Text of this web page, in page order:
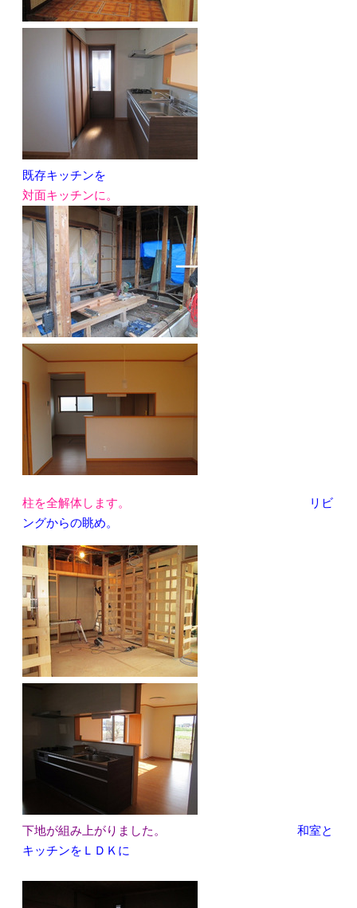
既存キッチンを
対面キッチンに。
柱を全解体します。
リビ
ングからの眺め。
下地が組み上がりました。
和室と
キッチンをＬＤＫに